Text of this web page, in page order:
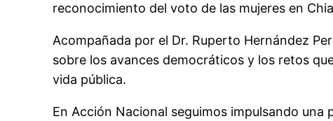
reconocimiento del voto de las mujeres en
Acompañada por el Dr. Ruperto Hernández
sobre los avances democráticos y los retos
vida pública.
En Acción Nacional seguimos impulsando